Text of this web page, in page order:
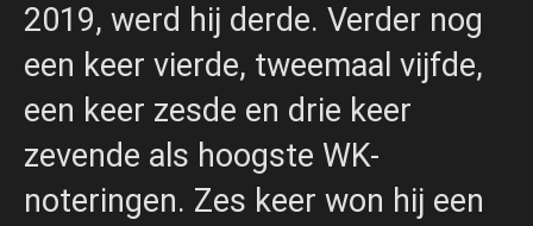
2019, werd hij derde. Verder nog
een keer vierde, tweemaal vijfde,
een keer zesde en drie keer
zevende als hoogste WK-
noteringen. Zes keer won hij een